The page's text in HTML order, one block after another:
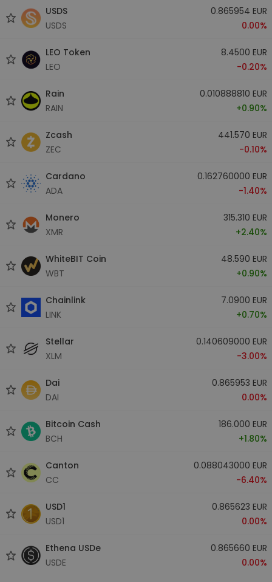
USDS
USDS
0.865954 EUR
0.00%
LEO Token
LEO
8.4500 EUR
-0.20%
Rain
RAIN
0.010888810 EUR
+0.90%
Zcash
ZEC
441.570 EUR
-0.10%
Cardano
ADA
0.162760000 EUR
-1.40%
Monero
XMR
315.310 EUR
+2.40%
WhiteBIT Coin
WBT
48.590 EUR
+0.90%
Chainlink
LINK
7.0900 EUR
+0.70%
Stellar
XLM
0.140609000 EUR
-3.00%
Dai
DAI
0.865953 EUR
0.00%
Bitcoin Cash
BCH
186.000 EUR
+1.80%
Canton
CC
0.088043000 EUR
-6.40%
USD1
USD1
0.865623 EUR
0.00%
Ethena USDe
USDE
0.865660 EUR
0.00%